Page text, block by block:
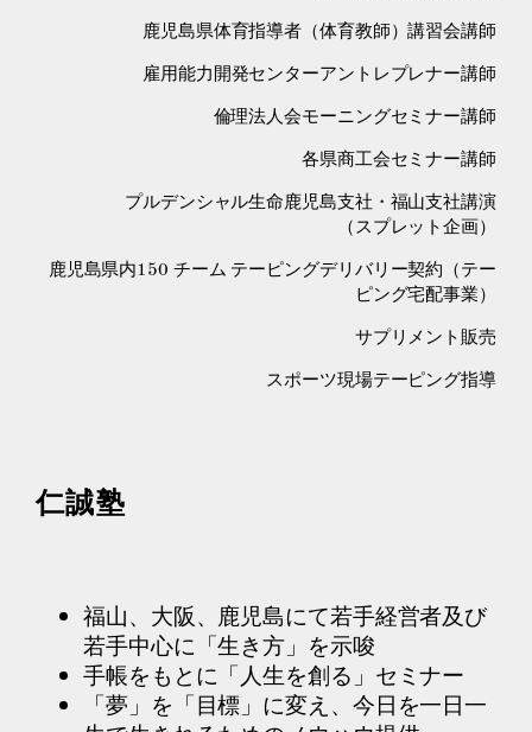
鹿児島県体育指導者（体育教師）講習会講師
雇用能力開発センターアントレプレナー講師
倫理法人会モーニングセミナー講師
各県商工会セミナー講師
プルデンシャル生命鹿児島支社・福山支社講演
（スプレット企画）
鹿児島県内150 チーム テーピングデリバリー契約（テー
ピング宅配事業）
サプリメント販売
スポーツ現場テーピング指導
仁誠塾
福山、大阪、鹿児島にて若手経営者及び
若手中心に「生き方」を示唆
手帳をもとに「人生を創る」セミナー
「夢」を「目標」に変え、今日を一日一